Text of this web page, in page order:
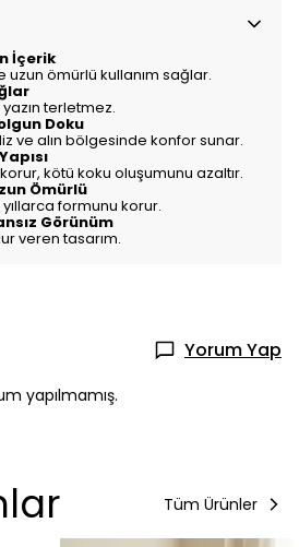
İçerik
uzun ömürlü kullanım sağlar.
yazın terletmez.
Doku
ve alın bölgesinde konfor sunar.
kötü koku oluşumunu azaltır.
Ömürlü
formunu korur.
Görünüm
veren tasarım.
Yorum Yap
yapılmamış.
Tüm Ürünler